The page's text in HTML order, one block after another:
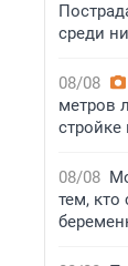
среди
08/08
метров
стройке
08/08
тем, кто